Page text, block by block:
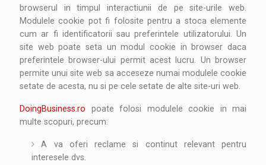
browserul in timpul interactiunii de pe site-urile web.
Modulele cookie pot fi folosite pentru a stoca elemente
cum ar fi identificatorii sau preferintele utilizatorului. Un
site web poate seta un modul cookie in browser daca
preferintele browser-ului permit acest lucru. Un browser
permite unui site web sa acceseze numai modulele cookie
setate de acesta, nu si pe cele setate de alte site-uri web.
DoingBusiness.ro poate folosi modulele cookie in mai
multe scopuri, precum:
A va oferi reclame si continut relevant pentru
interesele dvs.